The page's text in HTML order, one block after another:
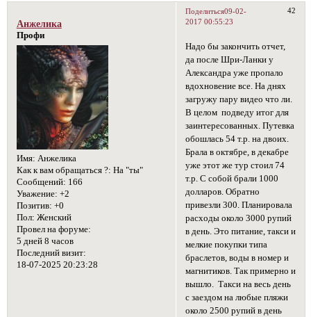
Поделиться 42
09-02-
2017 00:55:23
Анжелика
Профи
Имя: Анжелика
Как к вам обращаться ?: На "ты"
Сообщений: 166
Уважение: +2
Позитив: +0
Пол: Женский
Провел на форуме:
5 дней 8 часов
Последний визит:
18-07-2025 20:23:28
Надо бы закончить отчет,
да после Шри-Ланки у
Александра уже пропало
вдохновение все. На днях
загружу пару видео что ли.
В целом подведу итог для
заинтересованных. Путевка
обошлась 54 т.р. на двоих.
Брала в октябре, в декабре
уже этот же тур стоил 74
т.р. С собой брали 1000
долларов. Обратно
привезли 300. Планировала
расходы около 3000 рупий
в день. Это питание, такси и
мелкие покупки типа
браслетов, воды в номер и
магнитиков. Так примерно и
вышло. Такси на весь день
с заездом на любые пляжи
около 2500 рупий в день